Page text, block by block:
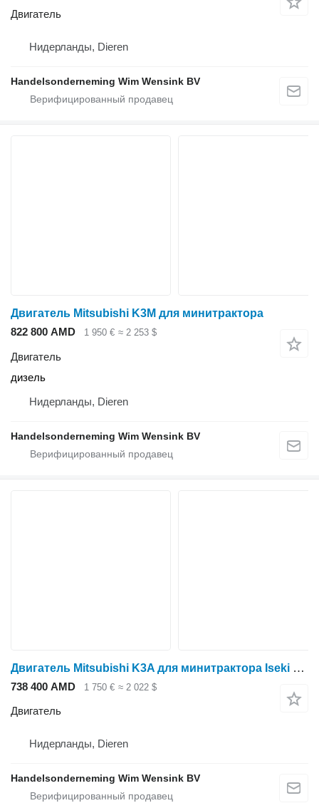
Двигатель
Нидерланды, Dieren
Handelsonderneming Wim Wensink BV
Двигатель Mitsubishi K3M для минитрактора
822 800 AMD
1 950 € ≈ 2 253 $
Двигатель
дизель
Нидерланды, Dieren
Handelsonderneming Wim Wensink BV
Двигатель Mitsubishi K3A для минитрактора Iseki TX1410
738 400 AMD 1 750 € ≈ 2 022 $
Двигатель
Нидерланды, Dieren
Handelsonderneming Wim Wensink BV